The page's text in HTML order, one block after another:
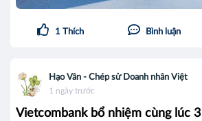
1 Thích Bình luận
Hạo Vân - Chép sử Doanh nhân Việt
1 ngày trước
Vietcombank bổ nhiệm cùng lúc 3